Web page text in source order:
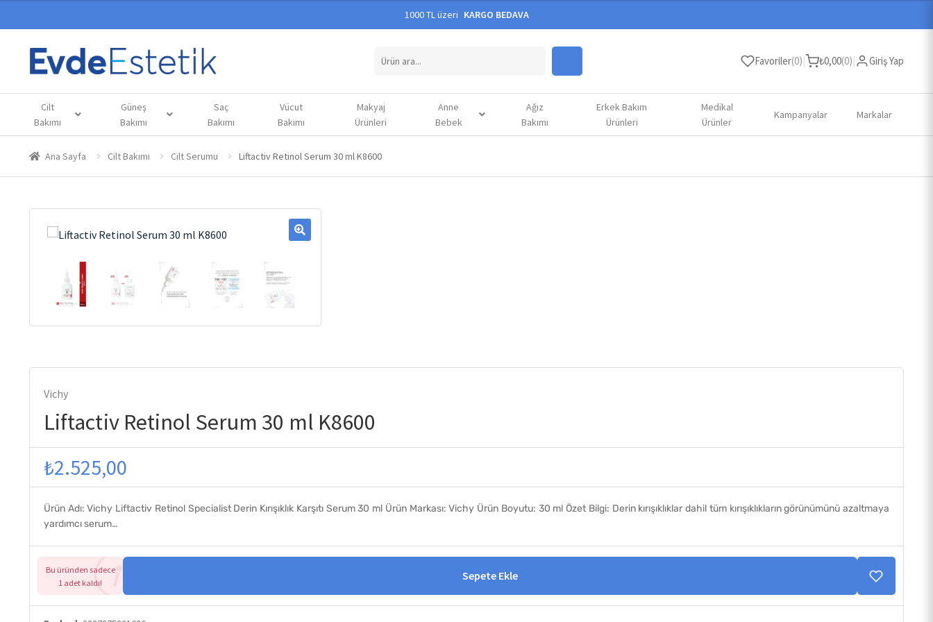
1000 TL üzeri KARGO BEDAVA
Favoriler(0)| ₺0,00(0)| Giriş Yap
Cilt
Bakımı
Güneş
Bakımı
Saç
Bakımı
Vücut
Bakımı
Makyaj
Ürünleri
Anne
Bebek
Ağız
Bakımı
Erkek Bakım
Ürünleri
Medikal
Ürünler
Kampanyalar Markalar
Ana Sayfa Cilt Bakımı Cilt Serumu Liftactiv Retinol Serum 30 ml K8600
Vichy
Liftactiv Retinol Serum 30 ml K8600
₺2.525,00
Ürün Adı: Vichy Liftactiv Retinol Specialist Derin Kırışıklık Karşıtı Serum 30 ml Ürün Markası: Vichy Ürün Boyutu: 30 ml Özet Bilgi: Derin kırışıklıklar dahil tüm kırışıklıkların görünümünü azaltmaya
yardımcı serum…
Bu üründen sadece
1 adet kaldı!
Sepete Ekle